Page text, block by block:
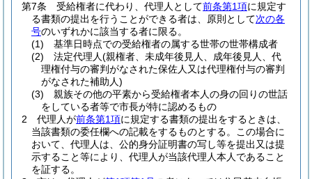
第7条
受給権者に代わり、代理人として前条第1項に規定す
る書類の提出を行うことができる者は、原則として次の各
号のいずれかに該当する者に限る。
(1)
基準日時点での受給権者の属する世帯の世帯構成者
(2)
法定代理人(親権者、未成年後見人、成年後見人、代
理権付与の審判がなされた保佐人又は代理権付与の審判
がなされた補助人)
(3)
親族その他の平素から受給権者本人の身の回りの世話
をしている者等で市長が特に認めるもの
2
代理人が前条第1項に規定する書類の提出をするときは、
当該書類の委任欄への記載をするものとする。
この場合に
おいて、代理人は、公的身分証明書の写し等を提出又は提
示すること等により、代理人が当該代理人本人であること
を証する。